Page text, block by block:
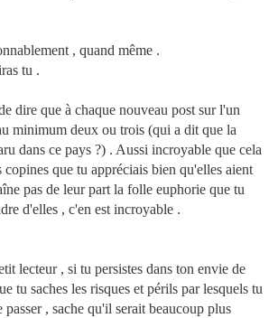
, quand même .
tu .
dire que à chaque nouveau post sur l'un
minimum deux ou trois (qui a dit que la
dans ce pays ?) . Aussi incroyable que cela
copines que tu appréciais bien qu'elles aient
pas de leur part la folle euphorie que tu
d'elles , c'en est incroyable .
lecteur , si tu persistes dans ton envie de
tu saches les risques et périls par lesquels tu
passer , sache qu'il serait beaucoup plus